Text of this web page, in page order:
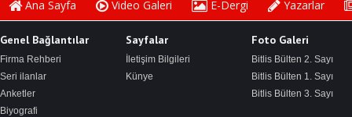
Ana Sayfa Video Galeri E-Dergi Yazarlar
Genel Bağlantılar
Firma Rehberi
Seri ilanlar
Anketler
Biyografi
Sayfalar
İletişim Bilgileri
Künye
Foto Galeri
Bitlis Bülten 2. Sayı
Bitlis Bülten 1. Sayı
Bitlis Bülten 3. Sayı